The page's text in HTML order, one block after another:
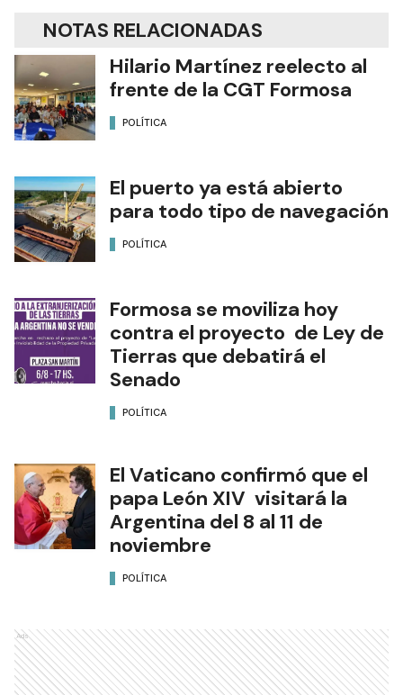
NOTAS RELACIONADAS
Hilario Martínez reelecto al
frente de la CGT Formosa
POLÍTICA
El puerto ya está abierto
para todo tipo de navegación
POLÍTICA
Formosa se moviliza hoy
contra el proyecto de Ley de
Tierras que debatirá el
Senado
POLÍTICA
El Vaticano confirmó que el
papa León XIV visitará la
Argentina del 8 al 11 de
noviembre
POLÍTICA
Ads